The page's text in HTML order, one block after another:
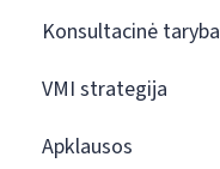
Konsultacinė taryba
VMI strategija
Apklausos